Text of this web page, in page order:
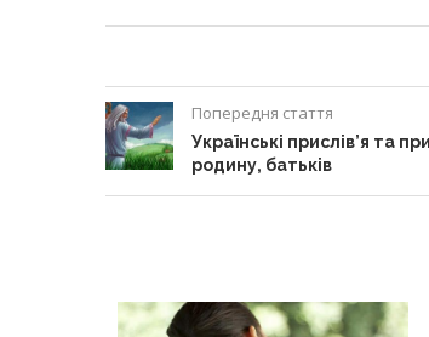
Попередня стаття
Українські прислів’я та
родину, батьків